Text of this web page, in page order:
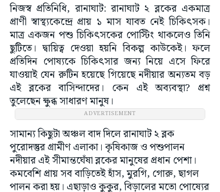
নিজস্ব প্রতিনিধি, রানাঘাট: রানাঘাট ২ ব্লকের একমাত্র
প্রাণী স্বাস্থ্যকেন্দ্রে প্রায় ১ মাস যাবত নেই চিকিৎসক।
মাত্র একজন পশু চিকিৎসকের পোস্টিং থাকলেও তিনি
ছুটিতে। দ্বায়িত্ব দেওয়া হয়নি বিকল্প কাউকেই। ফলে
প্রতিদিন পোষ্যকে চিকিৎসার জন্য নিয়ে এসে ফিরে
যাওয়াই যেন রুটিন হয়েছে গিয়েছে নদীয়ার অন্যতম বড়
এই ব্লকের বাসিন্দাদের। কেন এই অব্যবস্থা? প্রশ্ন
তুলেছেন ক্ষুব্ধ সাধারণ মানুষ।
ADVERTISEMENT
সামান্য কিছুটা অঞ্চল বাদ দিলে রানাঘাট ২ ব্লক
পুরোদস্তুর গ্রামীণ এলাকা। কৃষিকাজ ও পশুপালন
নদীয়ার এই সীমান্তঘেঁষা ব্লকের মানুষের প্রধান পেশা।
কমবেশি প্রায় সব বাড়িতেই হাঁস, মুরগি, গোরু, ছাগল
পালন করা হয়। এছাড়াও কুকুর, বিড়ালের মতো পোষ্যের